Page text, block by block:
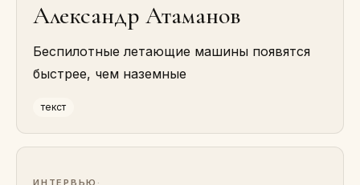
Александр Атаманов
Беспилотные летающие машины появятся
быстрее, чем наземные
текст
ИНТЕРВЬЮ ·